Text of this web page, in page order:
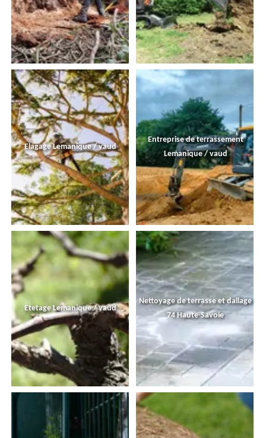
Elagage Lemanique / vaud
Entreprise de terrassement
Lemanique / vaud
Etetage Lemanique / vaud
Nettoyage de terrasse et dallage
74 Haute-Savoie